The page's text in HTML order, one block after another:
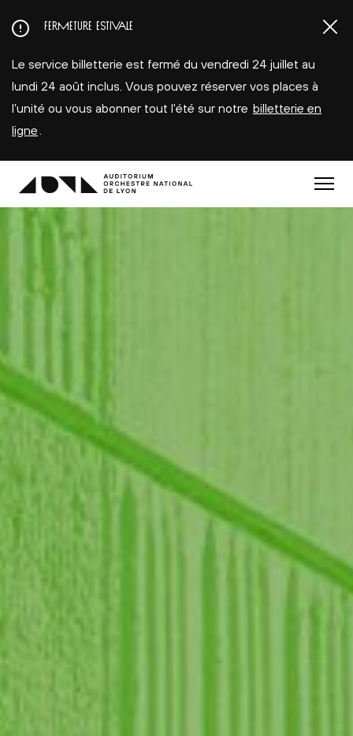
au
principal
FERMETURE ESTIVALE
Le service billetterie est fermé du vendredi 24 juillet au
lundi 24 août inclus. Vous pouvez réserver vos places à
l’unité ou vous abonner tout l'été sur notre billetterie en
ligne
Menu